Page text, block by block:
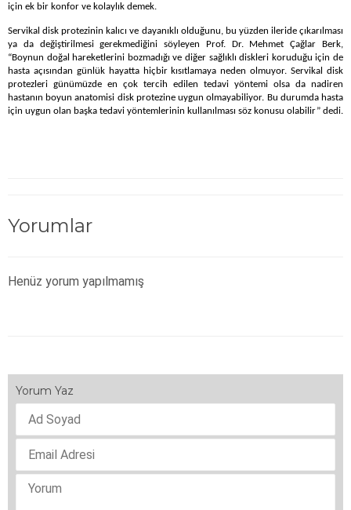
için ek bir konfor ve kolaylık demek.
Servikal disk protezinin kalıcı ve dayanıklı olduğunu, bu yüzden ileride çıkarılması
ya da değiştirilmesi gerekmediğini söyleyen Prof. Dr. Mehmet Çağlar Berk,
“Boynun doğal hareketlerini bozmadığı ve diğer sağlıklı diskleri koruduğu için de
hasta açısından günlük hayatta hiçbir kısıtlamaya neden olmuyor. Servikal disk
protezleri günümüzde en çok tercih edilen tedavi yöntemi olsa da nadiren
hastanın boyun anatomisi disk protezine uygun olmayabiliyor. Bu durumda hasta
için uygun olan başka tedavi yöntemlerinin kullanılması söz konusu olabilir” dedi.
Yorumlar
Henüz yorum yapılmamış
Yorum Yaz